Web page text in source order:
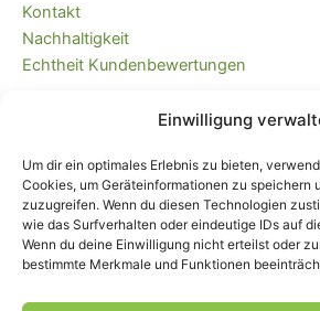
Einwilligung
Um dir ein optimales Erlebnis zu bieten,
Cookies, um Geräteinformationen zu speichern
zuzugreifen. Wenn du diesen Technologien
wie das Surfverhalten oder eindeutige IDs auf
Wenn du deine Einwilligung nicht erteilst oder
bestimmte Merkmale und Funktionen
Kontakt
Nachhaltigkeit
Echtheit Kundenbewertungen
Kaufvertrag widerrufen
Versandkostenfrei ab 35
immer plastikfrei